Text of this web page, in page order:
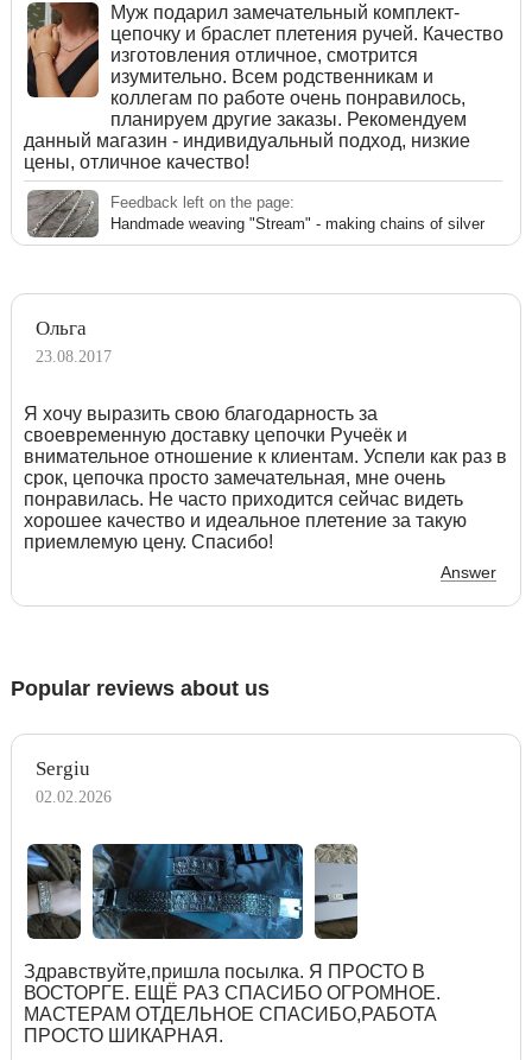
Муж подарил замечательный комплект-
цепочку и браслет плетения ручей. Качество
изготовления отличное, смотрится
изумительно. Всем родственникам и
коллегам по работе очень понравилось,
планируем другие заказы. Рекомендуем
данный магазин - индивидуальный подход, низкие
цены, отличное качество!
Feedback left on the page:
Handmade weaving "Stream" - making chains of silver
Ольга
23.08.2017
Я хочу выразить свою благодарность за
своевременную доставку цепочки Ручеёк и
внимательное отношение к клиентам. Успели как раз в
срок, цепочка просто замечательная, мне очень
понравилась. Не часто приходится сейчас видеть
хорошее качество и идеальное плетение за такую
приемлемую цену. Спасибо!
Answer
Popular reviews about us
Sergiu
02.02.2026
Здравствуйте,пришла посылка. Я ПРОСТО В
ВОСТОРГЕ. ЕЩЁ РАЗ СПАСИБО ОГРОМНОЕ.
МАСТЕРАМ ОТДЕЛЬНОЕ СПАСИБО,РАБОТА
ПРОСТО ШИКАРНАЯ.